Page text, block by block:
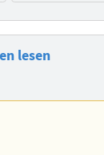
lesen